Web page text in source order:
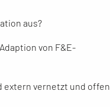
aus?
von F&E-
extern vernetzt und offen